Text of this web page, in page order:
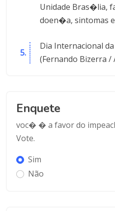
Unidade Bras�lia,
doen�a, sintomas
Dia Internacional
(Fernando Bizerra /
Enquete
voc� � a favor do
Vote.
Sim
Não